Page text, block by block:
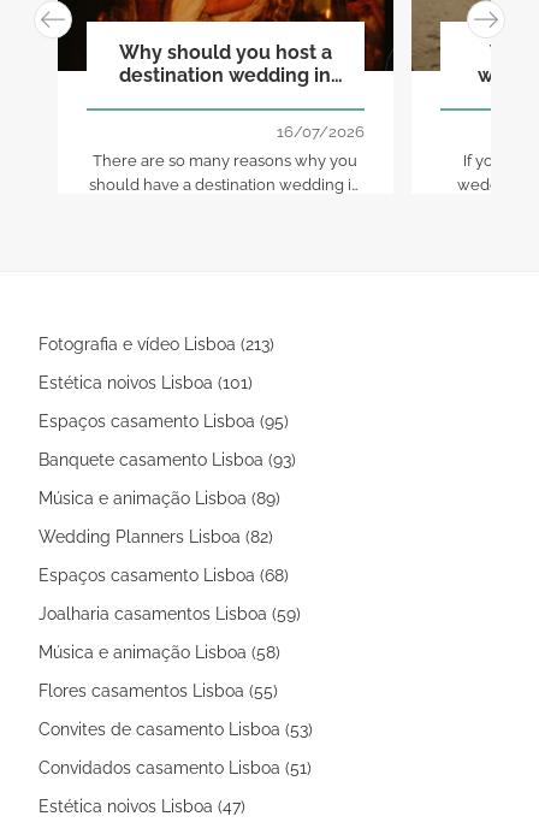
Why should you host a
destination wedding in
16/07/2026
There are so many reasons why you
should have a destination wedding in
Why
If you are
wedding
Fotografia e vídeo Lisboa (213)
Estética noivos Lisboa (101)
Espaços casamento Lisboa (95)
Banquete casamento Lisboa (93)
Música e animação Lisboa (89)
Wedding Planners Lisboa (82)
Espaços casamento Lisboa (68)
Joalharia casamentos Lisboa (59)
Música e animação Lisboa (58)
Flores casamentos Lisboa (55)
Convites de casamento Lisboa (53)
Convidados casamento Lisboa (51)
Estética noivos Lisboa (47)